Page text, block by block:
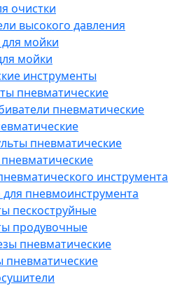
очистки
высокого давления
мойки
мойки
инструменты
пневматические
пневматические
пневматические
инструмента
для пневмоинструмента
пескоструйные
продувочные
пневматические
пневматические